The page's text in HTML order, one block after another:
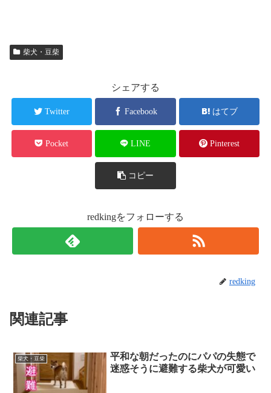
柴犬・豆柴
シェアする
Twitter Facebook はてブ
Pocket LINE Pinterest
コピー
redkingをフォローする
redking
関連記事
柴犬・豆柴
平和な朝だったのにパパの失態で
迷惑そうに避難する柴犬が可愛い